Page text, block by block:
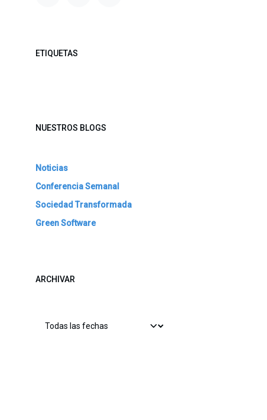
ETIQUETAS
NUESTROS BLOGS
Noticias
Conferencia Semanal
Sociedad Transformada
Green Software
ARCHIVAR